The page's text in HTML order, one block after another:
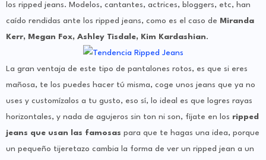
los ripped jeans. Modelos, cantantes, actrices, bloggers, etc, han
caído rendidas ante los ripped jeans, como es el caso de Miranda
Kerr, Megan Fox, Ashley Tisdale, Kim Kardashian.
La gran ventaja de este tipo de pantalones rotos, es que si eres
mañosa, te los puedes hacer tú misma, coge unos jeans que ya no
uses y customízalos a tu gusto, eso sí, lo ideal es que logres rayas
horizontales, y nada de agujeros sin ton ni son, fíjate en los ripped
jeans que usan las famosas para que te hagas una idea, porque
un pequeño tijeretazo cambia la forma de ver un ripped jean a un